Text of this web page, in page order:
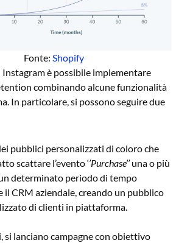
Fonte: Shopify
Instagram è possibile implementare
combinando alcune funzionalità
In particolare, si possono seguire due
pubblici personalizzati di coloro che
scattare l’evento ‘’Purchase’’una o più
determinato periodo di tempo
il CRM aziendale, creando un pubblico
di clienti in piattaforma.
si lanciano campagne con obiettivo